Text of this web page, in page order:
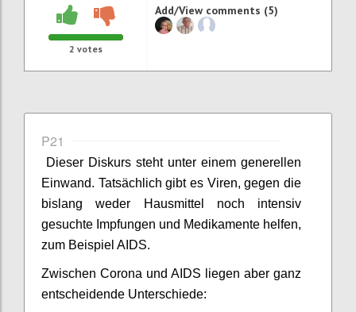
2 votes
Add/View comments (5)
P21
Dieser Diskurs steht unter einem generellen
Einwand. Tatsächlich gibt es Viren, gegen die
bislang weder Hausmittel noch intensiv
gesuchte Impfungen und Medikamente helfen,
zum Beispiel AIDS.
Zwischen Corona und AIDS liegen aber ganz
entscheidende Unterschiede: